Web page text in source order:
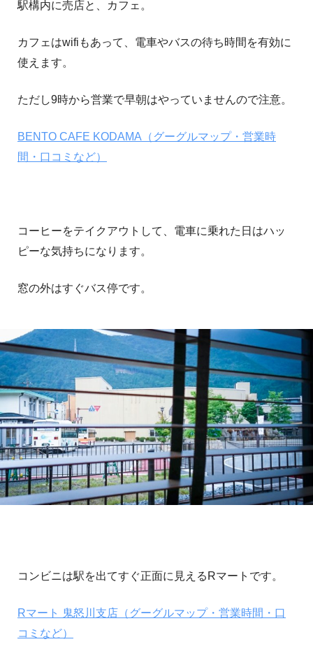
駅構内に売店と、カフェ。
カフェはwifiもあって、電車やバスの待ち時間を有効に
使えます。
ただし9時から営業で早朝はやっていませんので注意。
BENTO CAFE KODAMA（グーグルマップ・営業時
間・口コミなど）
コーヒーをテイクアウトして、電車に乗れた日はハッ
ピーな気持ちになります。
窓の外はすぐバス停です。
コンビニは駅を出てすぐ正面に見えるRマートです。
Rマート 鬼怒川支店（グーグルマップ・営業時間・口
コミなど）